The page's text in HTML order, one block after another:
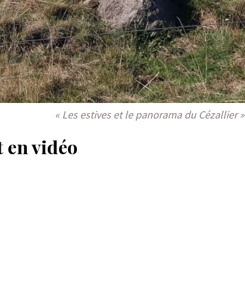
« Les estives et le panorama du Cézallier »
vidéo